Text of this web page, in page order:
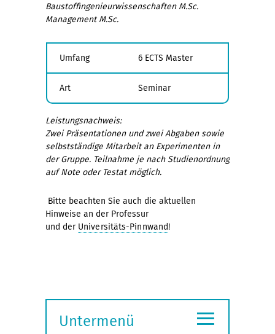
Baustoffingenieurwissenschaften M.Sc.
Management M.Sc.
Umfang 6 ECTS Master
Art Seminar
Leistungsnachweis:
Zwei Präsentationen und zwei Abgaben sowie
selbstständige Mitarbeit an Experimenten in
der Gruppe. Teilnahme je nach Studienordnung
auf Note oder Testat möglich.
Bitte beachten Sie auch die aktuellen
Hinweise an der Professur
und der Universitäts-Pinnwand!
Untermenü
≡